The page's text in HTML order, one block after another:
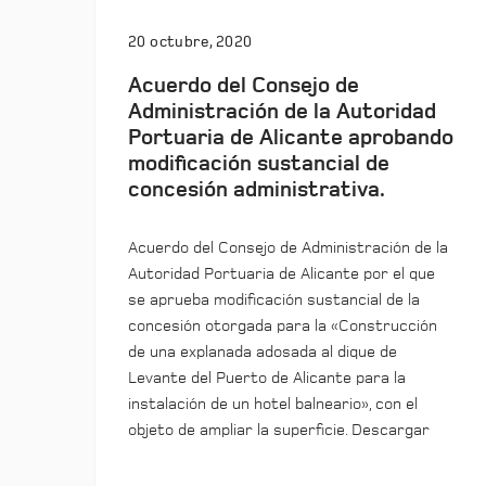
20 octubre, 2020
Acuerdo del Consejo de
Administración de la Autoridad
Portuaria de Alicante aprobando
modificación sustancial de
concesión administrativa.
Acuerdo del Consejo de Administración de la
Autoridad Portuaria de Alicante por el que
se aprueba modificación sustancial de la
concesión otorgada para la «Construcción
de una explanada adosada al dique de
Levante del Puerto de Alicante para la
instalación de un hotel balneario», con el
objeto de ampliar la superficie. Descargar